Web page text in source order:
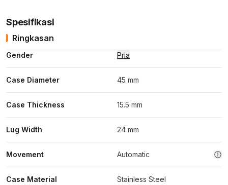
Spesifikasi
Ringkasan
Gender Pria
Case Diameter 45 mm
Case Thickness 15.5 mm
Lug Width 24 mm
Movement Automatic
Case Material Stainless Steel